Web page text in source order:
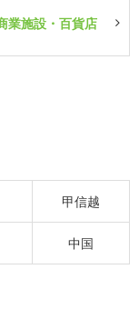
業施設・百貨店
甲信越
中国